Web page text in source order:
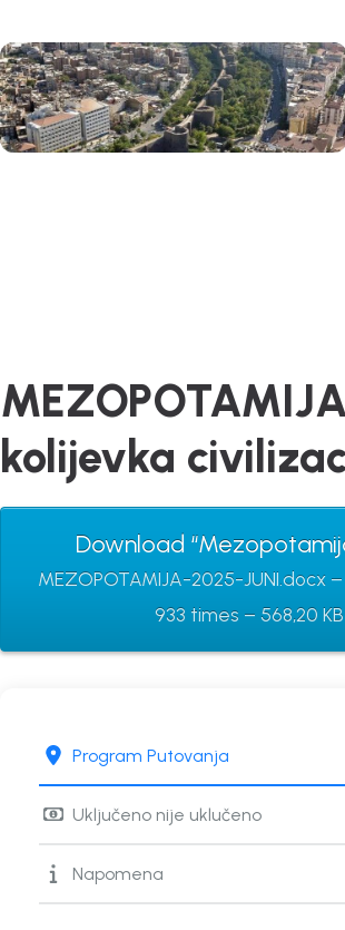
MEZOPOTAMIJA
kolijevka
Download
MEZOPOTAMIJA-2025-JUNI.docx
933 times – 568,20 KB
Program Putovanja
Uključeno nije uklučeno
Napomena